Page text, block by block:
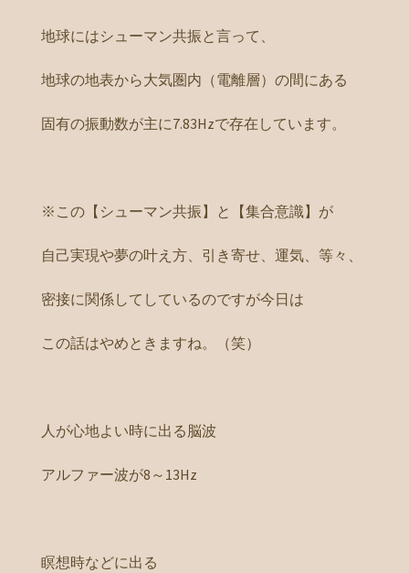
地球にはシューマン共振と言って、
地球の地表から大気圏内（電離層）の間にある
固有の振動数が主に7.83Hzで存在しています。
※この【シューマン共振】と【集合意識】が
自己実現や夢の叶え方、引き寄せ、運気、等々、
密接に関係してしているのですが今日は
この話はやめときますね。（笑）
人が心地よい時に出る脳波
アルファー波が8～13Hz
瞑想時などに出る